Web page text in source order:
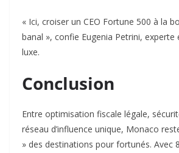
« Ici, croiser un CEO Fortune 500 à la
banal », confie Eugenia Petrini, experte
luxe.
Conclusion
Entre optimisation fiscale légale,
réseau d’influence unique, Monaco
» des destinations pour fortunés. Avec